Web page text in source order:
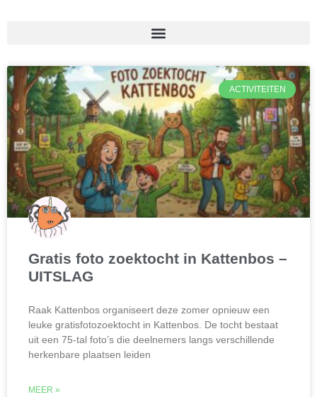
ACTIVITEITEN
Gratis foto zoektocht in Kattenbos –
UITSLAG
Raak Kattenbos organiseert deze zomer opnieuw een
leuke gratisfotozoektocht in Kattenbos. De tocht bestaat
uit een 75-tal foto’s die deelnemers langs verschillende
herkenbare plaatsen leiden
MEER »